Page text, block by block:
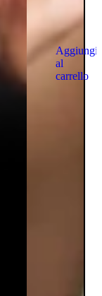
Aggiungi
al
carrello